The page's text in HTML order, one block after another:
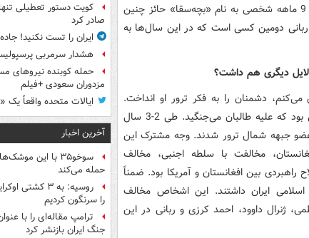
قد کشیده‌اند و معروف شده‌اند. در یک دوره کوتاه 9 ماهه شخصی به نام «بچه‌سقا» حائز چنین
دومین کسی است که در این سال‌ها به
دیگری هم داشت؟
دشمنان را به فکر ترور او انداخت.
ربانی جز چهره‌های جهادی و از اعضای جبهه شمال بود که علیه طالبان می‌جنگید. طی 2-3 سال
جبهه شمال ترور شدند. وجه مشترک این
مخالفت با سلطه اجنبی، مخالف
راهبردی بین افغانستان و آمریکا بود. ضمناً
ایران داشتند. این اشخاص مخالف
ژنرال داوود، احمد کرزی و ربانی در این
کویت دستور تعطیلی تنها
صادر کرد
ایران را تست نکنید!
هشدار سرمربی
حمله کوبنده نیروهای
مزدوران سعودی +فیلم
ایالات متحده واقعاً
آخرین اخبار
سوخو۳۵ با این
حمله می‌کند
را سرنگون کردیم
ترامپ مقاله‌ای را با
جنگ ایران بازنشر کرد